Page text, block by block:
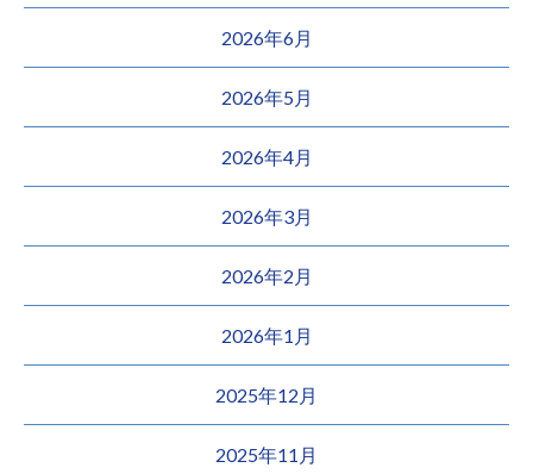
2026年6月
2026年5月
2026年4月
2026年3月
2026年2月
2026年1月
2025年12月
2025年11月